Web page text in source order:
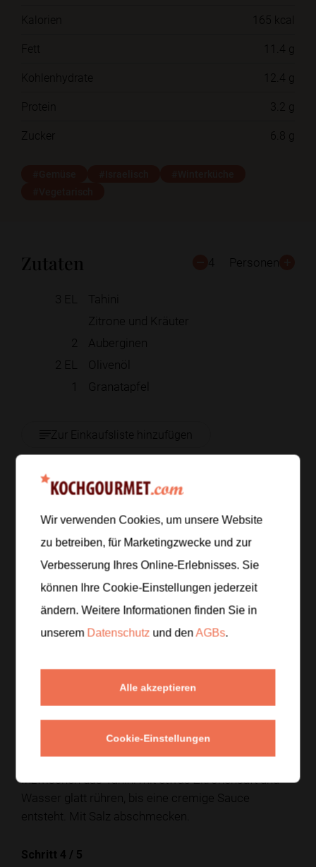
Kalorien
165 kcal
Fett
11.4 g
Kohlenhydrate
12.4 g
Protein
3.2 g
Zucker
6.8 g
Zutaten 4 Personen
3 EL
Tahini
Zitrone und Kräuter
2
Auberginen
2 EL
Olivenöl
1
Granatapfel
Zur Einkaufsliste hinzufügen
Zubereitung
Schritt 1/5
Den Backofen auf200 °C Ober-/Unterhitze
vorheizen. Die Auberginen längs halbieren und die
Schnittfläche rautenförmig einschneiden.
Schritt 2/5
und mit der Schnittfläche nach oben
goldbraun ist.
Schritt 3/5
Inzwischen das Tahini mit etwas Zitronensaft und
Wasser glatt rühren, bis eine cremige Sauce
entsteht. Mit Salz abschmecken.
Schritt 4 / 5
Wir verwenden Cookies, um unsere Website
zu betreiben, für Marketingzwecke und zur
Verbesserung Ihres Online-Erlebnisses. Sie
können Ihre Cookie-Einstellungen jederzeit
ändern. Weitere Informationen finden Sie in
unserem Datenschutz und denAGBs.
Alle akzeptieren
Cookie-Einstellungen